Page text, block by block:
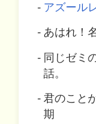
アズール
あはれ！
同じゼミ
話。
君のこと
期